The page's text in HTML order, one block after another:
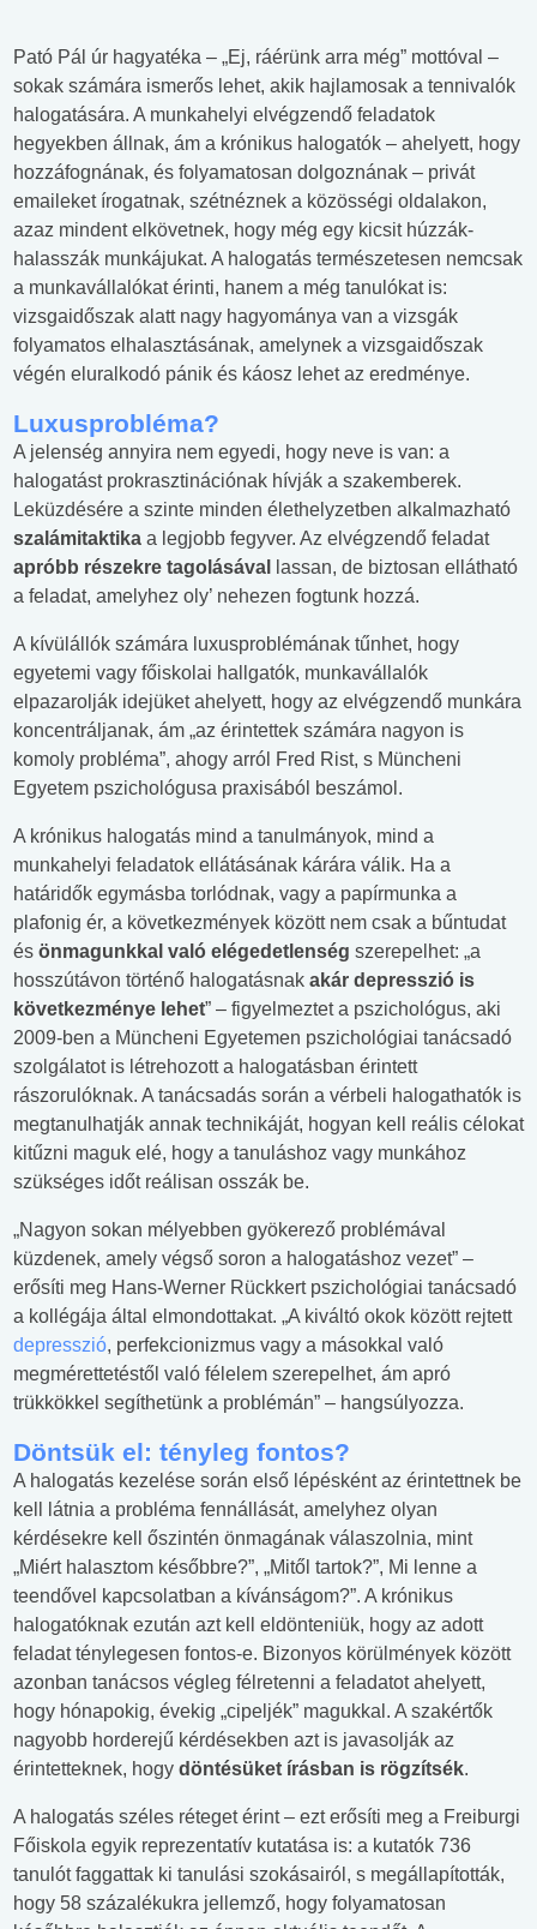
Pató Pál úr hagyatéka – „Ej, ráérünk arra még” mottóval –
sokak számára ismerős lehet, akik hajlamosak a tennivalók
halogatására. A munkahelyi elvégzendő feladatok
hegyekben állnak, ám a krónikus halogatók – ahelyett, hogy
hozzáfognának, és folyamatosan dolgoznának – privát
emaileket írogatnak, szétnéznek a közösségi oldalakon,
azaz mindent elkövetnek, hogy még egy kicsit húzzák-
halasszák munkájukat. A halogatás természetesen nemcsak
a munkavállalókat érinti, hanem a még tanulókat is:
vizsgaidőszak alatt nagy hagyománya van a vizsgák
folyamatos elhalasztásának, amelynek a vizsgaidőszak
végén eluralkodó pánik és káosz lehet az eredménye.
Luxusprobléma?
A jelenség annyira nem egyedi, hogy neve is van: a
halogatást prokrasztinációnak hívják a szakemberek.
Leküzdésére a szinte minden élethelyzetben alkalmazható
szalámitaktika a legjobb fegyver. Az elvégzendő feladat
apróbb részekre tagolásával
lassan, de biztosan ellátható
a feladat, amelyhez oly’ nehezen fogtunk hozzá.
A kívülállók számára luxusproblémának tűnhet, hogy
egyetemi vagy főiskolai hallgatók, munkavállalók
elpazarolják idejüket ahelyett, hogy az elvégzendő munkára
koncentráljanak, ám „az érintettek számára nagyon is
komoly probléma”, ahogy arról Fred Rist, s Müncheni
Egyetem pszichológusa praxisából beszámol.
A krónikus halogatás mind a tanulmányok, mind a
munkahelyi feladatok ellátásának kárára válik. Ha a
határidők egymásba torlódnak, vagy a papírmunka a
plafonig ér, a következmények között nem csak a bűntudat
és önmagunkkal való elégedetlenség szerepelhet: „a
hosszútávon történő halogatásnak akár depresszió is
következménye lehet” – figyelmeztet a pszichológus, aki
2009-ben a Müncheni Egyetemen pszichológiai tanácsadó
szolgálatot is létrehozott a halogatásban érintett
rászorulóknak. A tanácsadás során a vérbeli halogathatók is
megtanulhatják annak technikáját, hogyan kell reális célokat
kitűzni maguk elé, hogy a tanuláshoz vagy munkához
szükséges időt reálisan osszák be.
„Nagyon sokan mélyebben gyökerező problémával
küzdenek, amely végső soron a halogatáshoz vezet” –
erősíti meg Hans-Werner Rückkert pszichológiai tanácsadó
a kollégája által elmondottakat. „A kiváltó okok között rejtett
depresszió, perfekcionizmus vagy a másokkal való
megmérettetéstől való félelem szerepelhet, ám apró
trükkökkel segíthetünk a problémán” – hangsúlyozza.
Döntsük el: tényleg fontos?
A halogatás kezelése során első lépésként az érintettnek be
kell látnia a probléma fennállását, amelyhez olyan
kérdésekre kell őszintén önmagának válaszolnia, mint
„Miért halasztom későbbre?”, „Mitől tartok?”, Mi lenne a
teendővel kapcsolatban a kívánságom?”. A krónikus
halogatóknak ezután azt kell eldönteniük, hogy az adott
feladat ténylegesen fontos-e. Bizonyos körülmények között
azonban tanácsos végleg félretenni a feladatot ahelyett,
hogy hónapokig, évekig „cipeljék” magukkal. A szakértők
nagyobb horderejű kérdésekben azt is javasolják az
érintetteknek, hogy döntésüket írásban is rögzítsék.
A halogatás széles réteget érint – ezt erősíti meg a Freiburgi
Főiskola egyik reprezentatív kutatása is: a kutatók 736
tanulót faggattak ki tanulási szokásairól, s megállapították,
hogy 58 százalékukra jellemző, hogy folyamatosan